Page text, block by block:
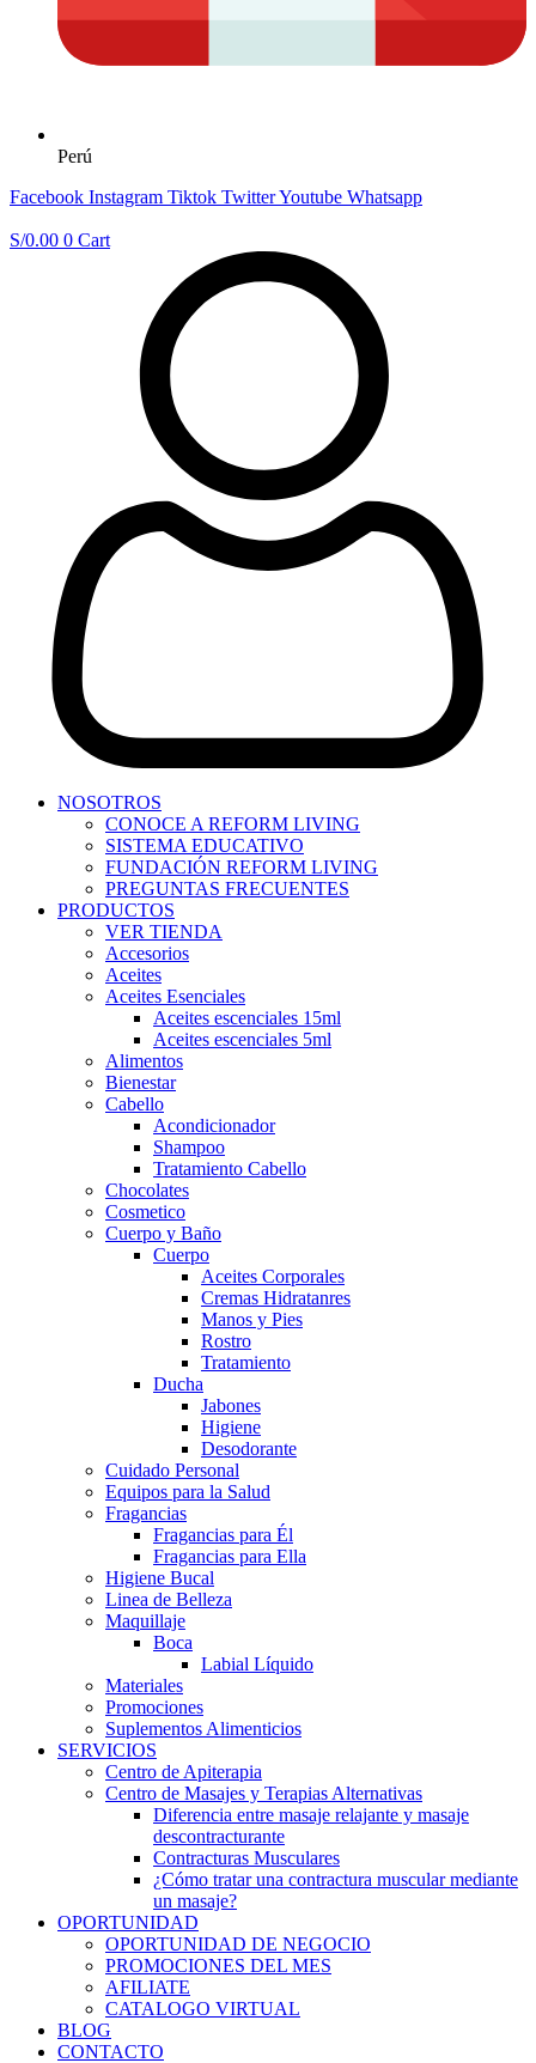
Perú
Facebook Instagram Tiktok TwitterYoutube Whatsapp
S/0.00 0 Cart
NOSOTROS
CONOCE A REFORM LIVING
SISTEMA EDUCATIVO
FUNDACIÓN REFORM LIVING
PREGUNTAS FRECUENTES
PRODUCTOS
VER TIENDA
Accesorios
Aceites
Aceites Esenciales
Aceites escenciales 15ml
Aceites escenciales 5ml
Alimentos
Bienestar
Cabello
Acondicionador
Shampoo
Tratamiento Cabello
Chocolates
Cosmetico
Cuerpo y Baño
Cuerpo
Aceites Corporales
Cremas Hidratanres
Manos y Pies
Rostro
Tratamiento
Ducha
Jabones
Higiene
Desodorante
Cuidado Personal
Equipos para la Salud
Fragancias
Fragancias para Él
Fragancias para Ella
Higiene Bucal
Linea de Belleza
Maquillaje
Boca
Labial Líquido
Materiales
Promociones
Suplementos Alimenticios
SERVICIOS
Centro de Apiterapia
Centro de Masajes y Terapias Alternativas
Diferencia entre masaje relajante y masaje
descontracturante
Contracturas Musculares
¿Cómo tratar una contractura muscular mediante
un masaje?
OPORTUNIDAD
OPORTUNIDAD DE NEGOCIO
PROMOCIONES DEL MES
AFILIATE
CATALOGO VIRTUAL
BLOG
CONTACTO